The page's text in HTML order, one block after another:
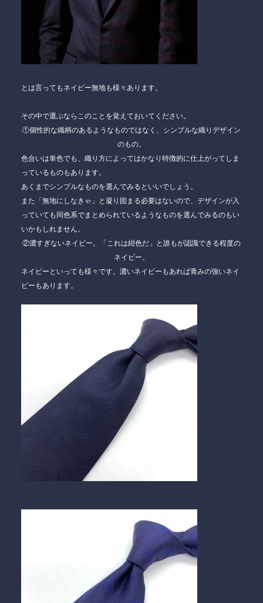
とは言っても ネイビー無地も様々あります。
その中で選ぶならこのことを覚えておいてください。
①個性的な織柄のあるようなものではなく、シンプルな織りデザイン
のもの。
色合いは単色でも、織り方によってはかなり特徴的に仕上がってしま
っているものもあります。
あくまでシンプルなものを選んでみるといいでしょう。
また「無地にしなきゃ」と凝り固まる必要はないので、デザインが入
っていても同色系でまとめられているようなものを選んでみるのもい
いかもしれません。
②濃すぎないネイビー。「これは紺色だ」と誰もが認識できる程度の
ネイビー。
ネイビーといっても様々です。濃いネイビーもあれば青みの強いネイ
ビーもあります。